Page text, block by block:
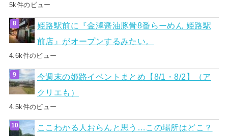
5k件のビュー
姫路駅前に『金澤醤油豚骨8番らーめん 姫路駅
前店』がオープンするみたい。
4.6k件のビュー
今週末の姫路イベントまとめ【8/1・8/2】（ア
クリエも）
4.5k件のビュー
ここわかる人おらんと思う…この場所はどこ？